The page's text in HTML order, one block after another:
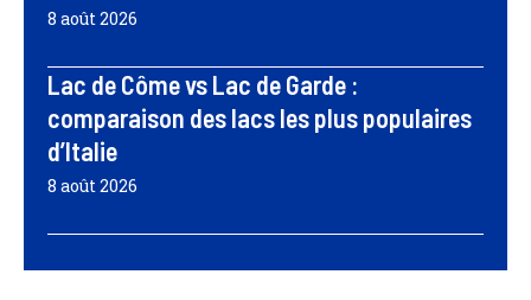
8 août 2026
Lac de Côme vs Lac de Garde :
comparaison des lacs les plus populaires
d’Italie
8 août 2026